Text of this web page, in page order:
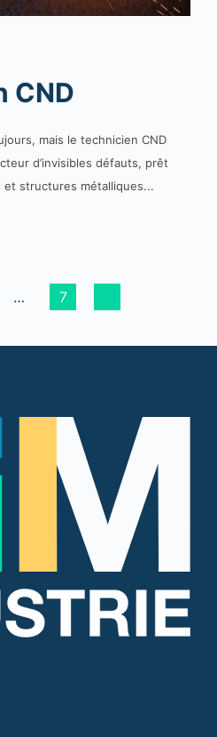
CND
mais le technicien CND
d’invisibles défauts, prêt
structures métalliques...
… 7